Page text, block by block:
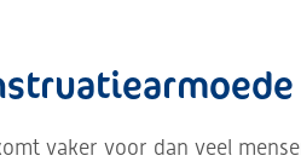
vaker voor dan veel